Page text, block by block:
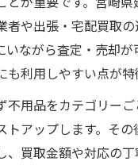
者や出張・宅配買取
いながら査定・売却
も利用しやすい点が特
不用品をカテゴリー
トアップします。そ
、買取金額や対応の